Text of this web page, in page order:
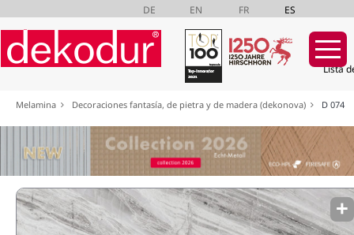
DE EN FR ES
Lista
Saltar
navegación
Melamina Decoraciones fantasía, de pietra y de madera (dekonova) D 074